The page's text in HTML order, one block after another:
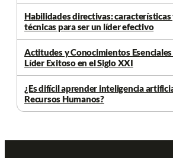
Habilidades directivas: características
técnicas para ser un líder efectivo
Actitudes y Conocimientos
Líder Exitoso en el Siglo XXI
¿Es difícil aprender inteligencia
Recursos Humanos?